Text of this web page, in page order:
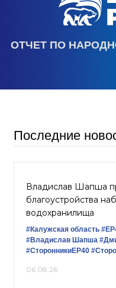
ОТЧЕТ ПО
Последние
Владислав Шапша
благоустройства
водохранилища
#Калужская область
#Владислав Шапша
#СторонникиЕР40
06.08.26